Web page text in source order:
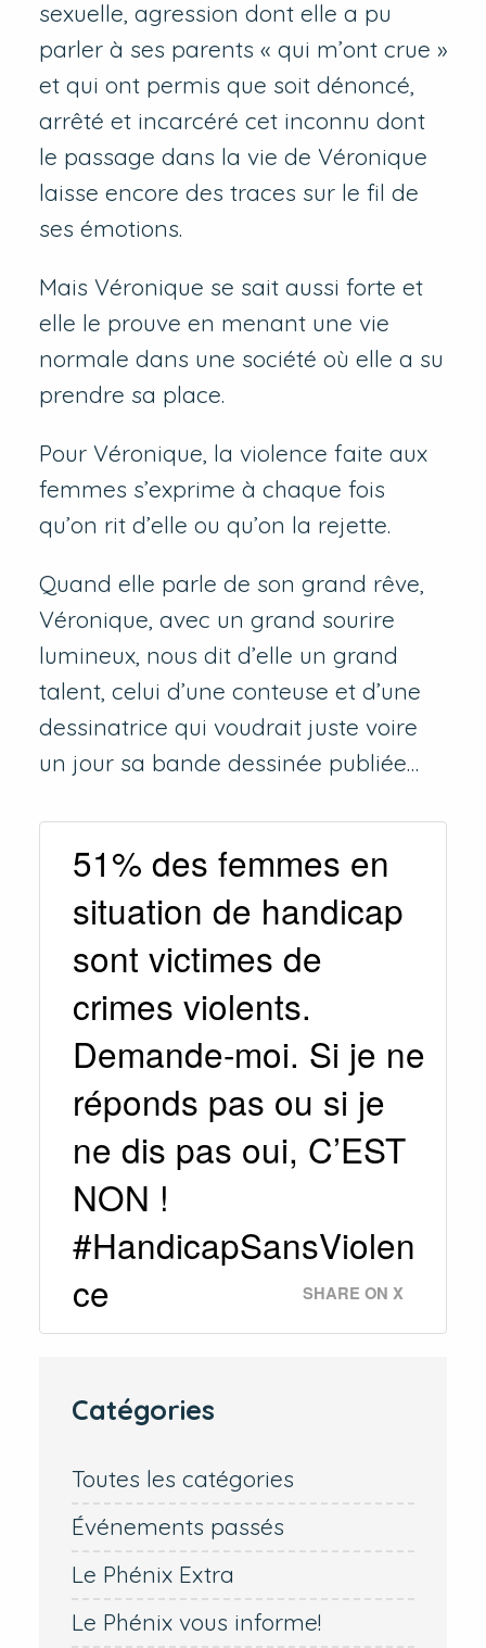
sexuelle, agression dont elle a pu
parler à ses parents « qui m’ont crue »
et qui ont permis que soit dénoncé,
arrêté et incarcéré cet inconnu dont
le passage dans la vie de Véronique
laisse encore des traces sur le fil de
ses émotions.
Mais Véronique se sait aussi forte et
elle le prouve en menant une vie
normale dans une société où elle a su
prendre sa place.
Pour Véronique, la violence faite aux
femmes s’exprime à chaque fois
qu’on rit d’elle ou qu’on la rejette.
Quand elle parle de son grand rêve,
Véronique, avec un grand sourire
lumineux, nous dit d’elle un grand
talent, celui d’une conteuse et d’une
dessinatrice qui voudrait juste voire
un jour sa bande dessinée publiée…
51% des femmes en
situation de handicap
sont victimes de
crimes violents.
Demande-moi. Si je ne
réponds pas ou si je
ne dis pas oui, C’EST
NON !
#HandicapSansViolen
ce
SHARE ON X
Catégories
Toutes les catégories
Événements passés
Le Phénix Extra
Le Phénix vous informe!